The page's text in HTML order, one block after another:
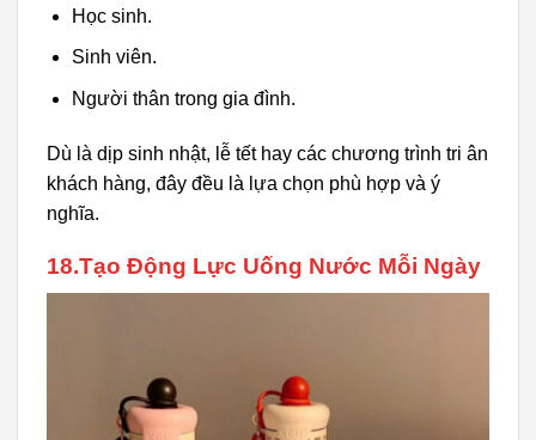
Học sinh.
Sinh viên.
Người thân trong gia đình.
Dù là dịp sinh nhật, lễ tết hay các chương trình tri ân
khách hàng, đây đều là lựa chọn phù hợp và ý
nghĩa.
18.Tạo Động Lực Uống Nước Mỗi Ngày